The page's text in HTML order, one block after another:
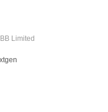
Limited